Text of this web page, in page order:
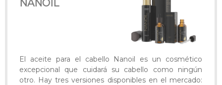
NANOIL
El aceite para el cabello Nanoil es un cosmético
excepcional que cuidará su cabello como ningún
otro. Hay tres versiones disponibles en el mercado: